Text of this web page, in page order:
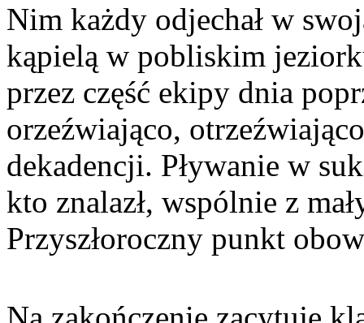
Nim każdy odjechał w
kąpielą w pobliskim
przez część ekipy dnia
orzeźwiająco,
dekadencji. Pływanie w
kto znalazł, wspólnie z
Przyszłoroczny punkt